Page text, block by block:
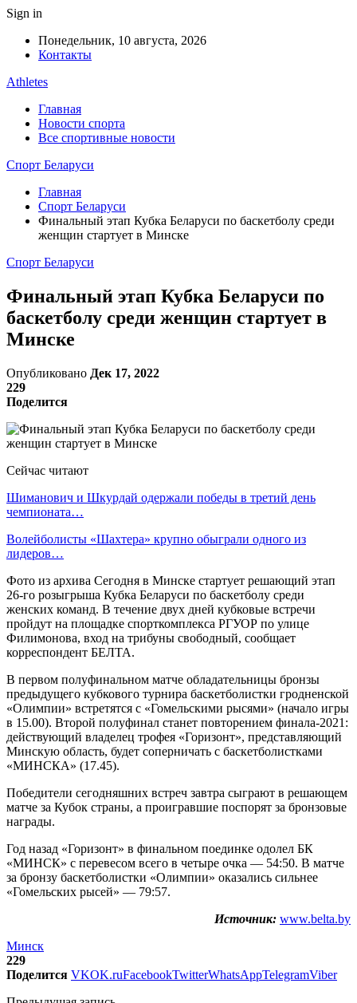
Sign in
Понедельник, 10 августа, 2026
Контакты
Athletes
Главная
Новости спорта
Все спортивные новости
Спорт Беларуси
Главная
Спорт Беларуси
Финальный этап Кубка Беларуси по баскетболу среди
женщин стартует в Минске
Спорт Беларуси
Финальный этап Кубка Беларуси по
баскетболу среди женщин стартует в
Минске
Опубликовано Дек 17, 2022
229
Поделится
Сейчас читают
Шиманович и Шкурдай одержали победы в третий день
чемпионата…
Волейболисты «Шахтера» крупно обыграли одного из
лидеров…
Фото из архива Сегодня в Минске стартует решающий этап
26-го розыгрыша Кубка Беларуси по баскетболу среди
женских команд. В течение двух дней кубковые встречи
пройдут на площадке спорткомплекса РГУОР по улице
Филимонова, вход на трибуны свободный, сообщает
корреспондент БЕЛТА.
В первом полуфинальном матче обладательницы бронзы
предыдущего кубкового турнира баскетболистки гродненской
«Олимпии» встретятся с «Гомельскими рысями» (начало игры
в 15.00). Второй полуфинал станет повторением финала-2021:
действующий владелец трофея «Горизонт», представляющий
Минскую область, будет соперничать с баскетболистками
«МИНСКА» (17.45).
Победители сегодняшних встреч завтра сыграют в решающем
матче за Кубок страны, а проигравшие поспорят за бронзовые
награды.
Год назад «Горизонт» в финальном поединке одолел БК
«МИНСК» с перевесом всего в четыре очка — 54:50. В матче
за бронзу баскетболистки «Олимпии» оказались сильнее
«Гомельских рысей» — 79:57.
Источник: www.belta.by
Минск
229
Поделится VKOK.ruFacebookTwitterWhatsAppTelegramViber